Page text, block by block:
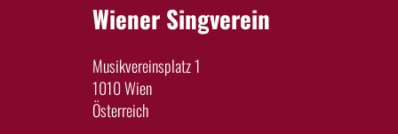
Wiener Singverein
Musikvereinsplatz 1
1010 Wien
Österreich